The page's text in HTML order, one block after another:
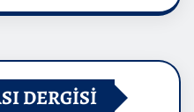
DERGİSİ